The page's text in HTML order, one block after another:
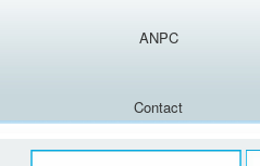
ANPC
Contact